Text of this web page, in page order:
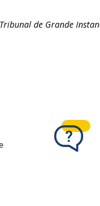
de Grande